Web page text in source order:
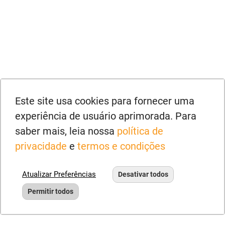
Este site usa cookies para fornecer uma
experiência de usuário aprimorada. Para
saber mais, leia nossa política de
privacidade e termos e condições
Atualizar Preferências Desativar todos
Permitir todos